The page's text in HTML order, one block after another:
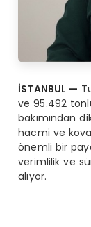
İSTANBUL —
ve 95.492
bakımından
hacmi ve
önemli bir
verimlilik ve
alıyor.